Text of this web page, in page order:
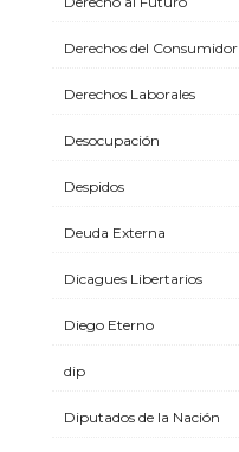
Derechos del Consumidor
Derechos Laborales
Desocupación
Despidos
Deuda Externa
Dicagues Libertarios
Diego Eterno
dip
Diputados de la Nación